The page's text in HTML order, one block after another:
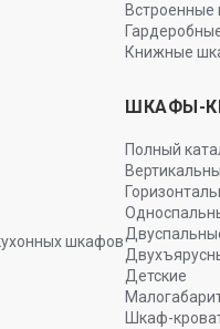
шкафов
Книжные
ШКАФЫ-
Полный
Детские
Шкаф-